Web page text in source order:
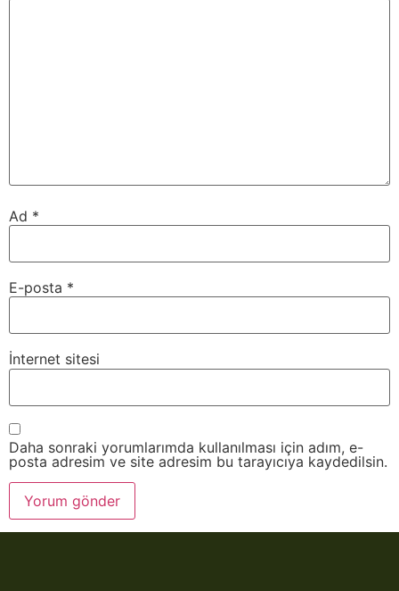
Ad *
E-posta *
İnternet sitesi
Daha sonraki yorumlarımda kullanılması için adım, e-
posta adresim ve site adresim bu tarayıcıya kaydedilsin.